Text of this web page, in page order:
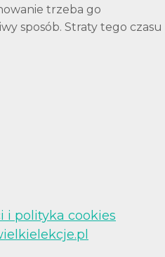
trzeba go
sposób. Straty tego czasu
i polityka cookies